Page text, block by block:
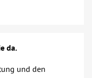
da.
und den